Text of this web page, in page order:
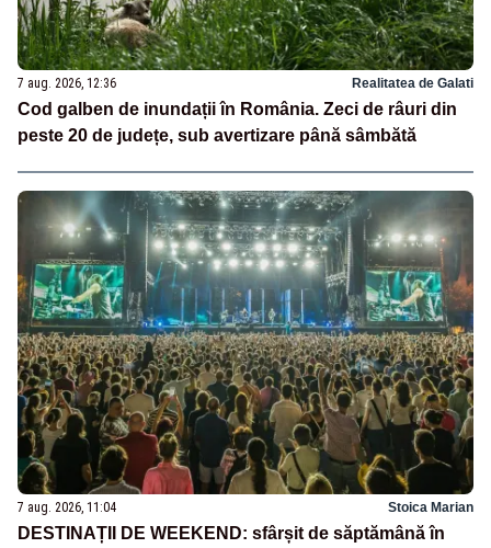
7 aug. 2026, 12:36 Realitatea de Galati
Cod galben de inundații în România. Zeci de râuri din
peste 20 de județe, sub avertizare până sâmbătă
7 aug. 2026, 11:04 Stoica Marian
DESTINAȚII DE WEEKEND: sfârșit de săptămână în